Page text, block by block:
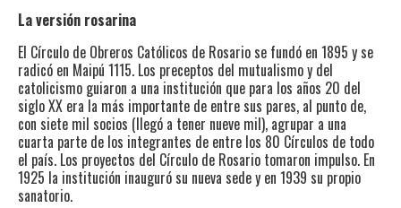
La versión rosarina
El Círculo de Obreros Católicos de Rosario se fundó en 1895 y se
radicó en Maipú 1115. Los preceptos del mutualismo y del
catolicismo guiaron a una institución que para los años 20 del
siglo XX era la más importante de entre sus pares, al punto de,
con siete mil socios (llegó a tener nueve mil), agrupar a una
cuarta parte de los integrantes de entre los 80 Círculos de todo
el país. Los proyectos del Círculo de Rosario tomaron impulso. En
1925 la institución inauguró su nueva sede y en 1939 su propio
sanatorio.